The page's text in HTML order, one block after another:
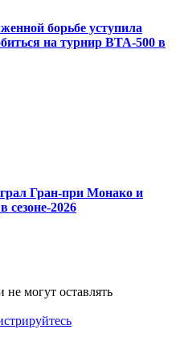
борьбе уступила
на турнир ВТА-500 в
Гран-при Монако и
сезоне-2026
не могут оставлять